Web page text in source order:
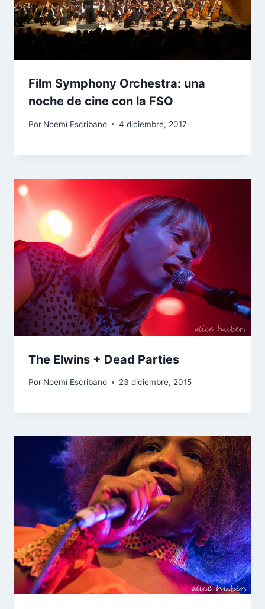
Film Symphony Orchestra: una
noche de cine con la FSO
Por Noemí Escribano 4 diciembre, 2017
The Elwins + Dead Parties
Por Noemí Escribano 23 diciembre, 2015